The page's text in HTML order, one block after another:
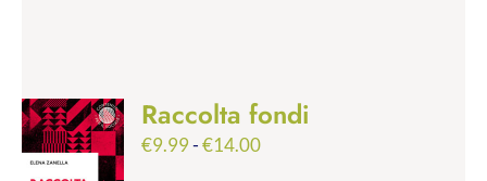
Raccolta fondi
€9.99-€14.00Fascia